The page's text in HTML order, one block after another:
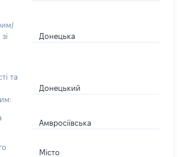
Донецька
та
Донецький
Амвросіївська
Місто